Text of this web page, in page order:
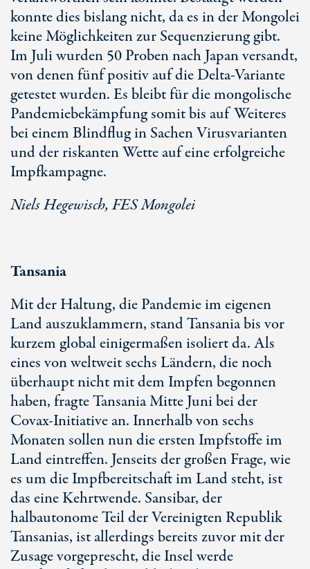
konnte dies bislang nicht, da es in der Mongolei
keine Möglichkeiten zur Sequenzierung gibt.
Im Juli wurden 50 Proben nach Japan versandt,
von denen fünf positiv auf die Delta-Variante
getestet wurden. Es bleibt für die mongolische
Pandemiebekämpfung somit bis auf Weiteres
bei einem Blindflug in Sachen Virusvarianten
und der riskanten Wette auf eine erfolgreiche
Impfkampagne.
Niels Hegewisch, FES Mongolei
Tansania
Mit der Haltung, die Pandemie im eigenen
Land auszuklammern, stand Tansania bis vor
kurzem global einigermaßen isoliert da. Als
eines von weltweit sechs Ländern, die noch
überhaupt nicht mit dem Impfen begonnen
haben, fragte Tansania Mitte Juni bei der
Covax-Initiative an. Innerhalb von sechs
Monaten sollen nun die ersten Impfstoffe im
Land eintreffen. Jenseits der großen Frage, wie
es um die Impfbereitschaft im Land steht, ist
das eine Kehrtwende. Sansibar, der
halbautonome Teil der Vereinigten Republik
Tansanias, ist allerdings bereits zuvor mit der
Zusage vorgeprescht, die Insel werde